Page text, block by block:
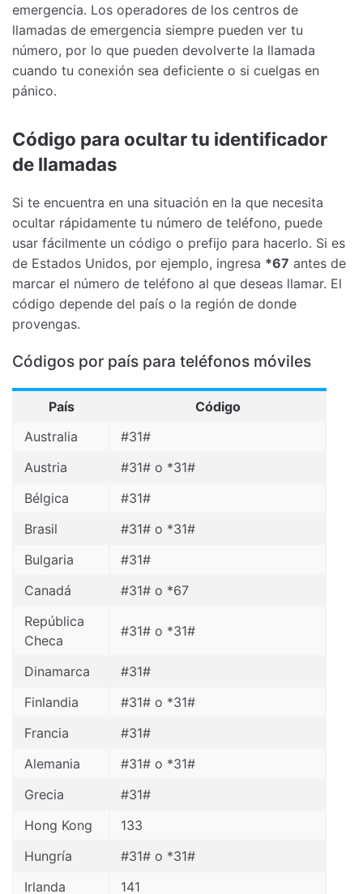
emergencia. Los operadores de los centros de
llamadas de emergencia siempre pueden ver tu
número, por lo que pueden devolverte la llamada
cuando tu conexión sea deficiente o si cuelgas en
pánico.
Código para ocultar tu identificador
de llamadas
Si te encuentra en una situación en la que necesita
ocultar rápidamente tu número de teléfono, puede
usar fácilmente un código o prefijo para hacerlo. Si es
de Estados Unidos, por ejemplo, ingresa *67 antes de
marcar el número de teléfono al que deseas llamar. El
código depende del país o la región de donde
provengas.
Códigos por país para teléfonos móviles
País
Código
Australia
#31#
Austria
#31# o *31#
Bélgica
#31#
Brasil
#31# o *31#
Bulgaria
#31#
Canadá
#31# o *67
República
Checa
#31# o *31#
Dinamarca
#31#
Finlandia
#31# o *31#
Francia
#31#
Alemania
#31# o *31#
Grecia
#31#
Hong Kong
133
Hungría
#31# o *31#
Irlanda
141